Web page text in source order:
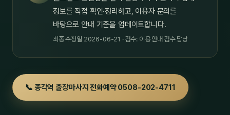
정보를 직접 확인·정리하고, 이용자 문의를
바탕으로 안내 기준을 업데이트합니다.
최종 수정일 2026-06-21 · 검수: 이용 안내 검수 담당
📞 종각역 출장마사지 전화예약 0508-202-4711